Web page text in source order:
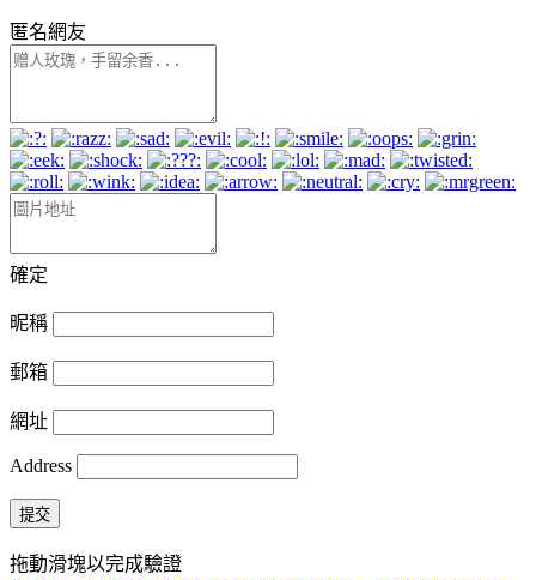
匿名網友
確定
昵稱
郵箱
網址
Address
提交
拖動滑塊以完成驗證